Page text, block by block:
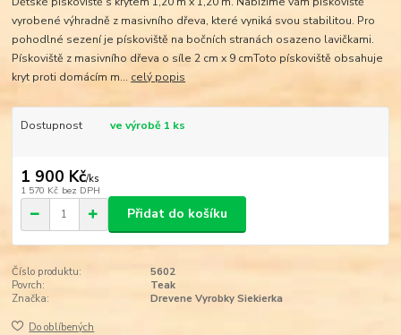
vyrobené výhradně z masivního dřeva, které vyniká svou stabilitou. Pro
pohodlné sezení je pískoviště na bočních stranách osazeno lavičkami.
Pískoviště z masivního dřeva o síle 2 cm x 9 cmToto pískoviště obsahuje
kryt proti domácím m... celý popis
Dostupnost ve výrobě 1 ks
1 900 Kč/ks
1 570 Kč bez DPH
Přidat do košíku
Číslo produktu:
5602
Povrch:
Teak
Značka:
Drevene Vyrobky Siekierka
Do oblíbených